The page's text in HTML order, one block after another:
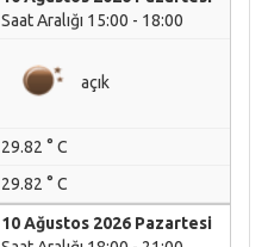
Saat Aralığı 15:00 - 18:00
açık
29.82 ° C
29.82 ° C
10 Ağustos 2026 Pazartesi